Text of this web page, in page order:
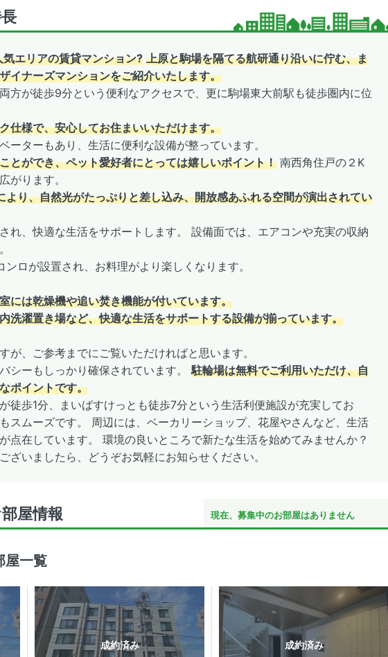
エリアの賃貸マンション? 上原と駒場を隔てる航研通り沿いに佇む、ま
イナーズマンションをご紹介いたします。
方が徒歩9分という便利なアクセスで、更に駒場東大前駅も徒歩圏内に位
仕様で、安心してお住まいいただけます。
ーターもあり、生活に便利な設備が整っています。
とができ、ペット愛好者にとっては嬉しいポイント！ 南西角住戸の２K
がります。
より、自然光がたっぷりと差し込み、開放感あふれる空間が演出されてい
れ、快適な生活をサポートします。 設備面では、エアコンや充実の収納
ロが設置され、お料理がより楽しくなります。
には乾燥機や追い焚き機能が付いています。
洗濯置き場など、快適な生活をサポートする設備が揃っています。
が、ご参考までにご覧いただければと思います。
シーもしっかり確保されています。駐輪場は無料でご利用いただけ、自
ポイントです。
徒歩1分、まいばすけっとも徒歩7分という生活利便施設が充実してお
スムーズです。 周辺には、ベーカリーショップ、花屋やさんなど、生活
点在しています。 環境の良いところで新たな生活を始めてみませんか？
ざいましたら、どうぞお気軽にお知らせください。
屋情報 現在、募集中のお部屋はありません
屋一覧
成約済み 成約済み